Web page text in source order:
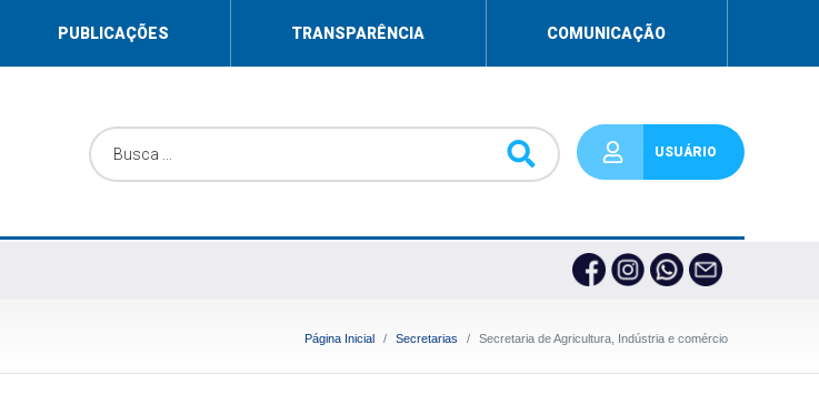
PUBLICAÇÕES TRANSPARÊNCIA COMUNICAÇÃO
USUÁRIO
Página Inicial Secretarias Secretaria de Agricultura, Indústria e comércio